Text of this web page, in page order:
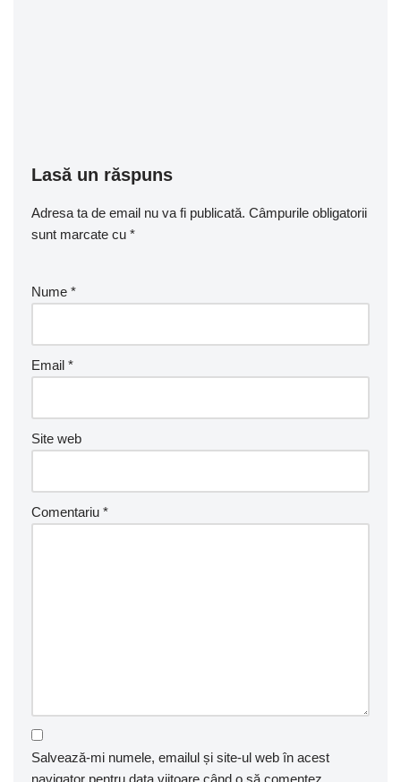
Lasă un răspuns
Adresa ta de email nu va fi publicată. Câmpurile obligatorii
sunt marcate cu *
Nume *
Email *
Site web
Comentariu *
Salvează-mi numele, emailul și site-ul web în acest
navigator pentru data viitoare când o să comentez.